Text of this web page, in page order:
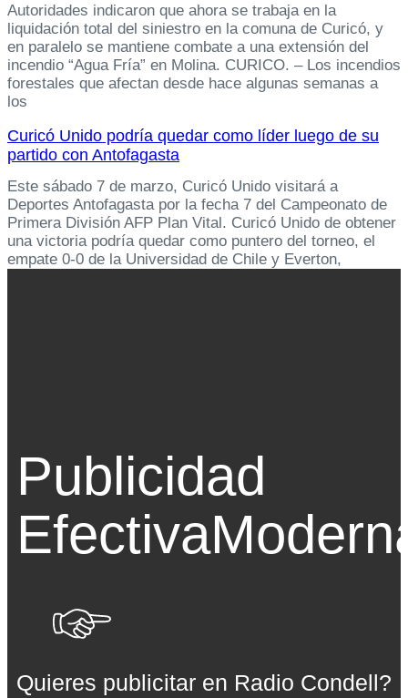
Autoridades indicaron que ahora se trabaja en la
liquidación total del siniestro en la comuna de Curicó, y
en paralelo se mantiene combate a una extensión del
incendio “Agua Fría” en Molina. CURICO. – Los incendios
forestales que afectan desde hace algunas semanas a
los
Curicó Unido podría quedar como líder luego de su
partido con Antofagasta
Este sábado 7 de marzo, Curicó Unido visitará a
Deportes Antofagasta por la fecha 7 del Campeonato de
Primera División AFP Plan Vital. Curicó Unido de obtener
una victoria podría quedar como puntero del torneo, el
empate 0-0 de la Universidad de Chile y Everton,
Publicidad
Efectiva
Quieres publicitar en Radio Condell?